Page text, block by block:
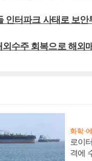
인터파크 사태로 보
수주 회복으로 해외
화학·
로이
격에